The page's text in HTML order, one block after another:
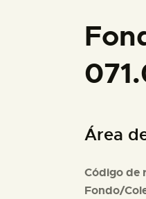
Área
Código de
Fondo/